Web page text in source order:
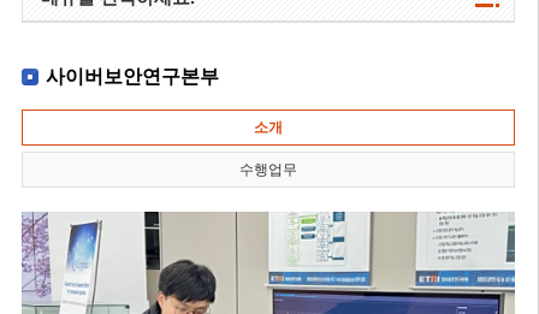
사이버보안연구본부
소개
수행업무